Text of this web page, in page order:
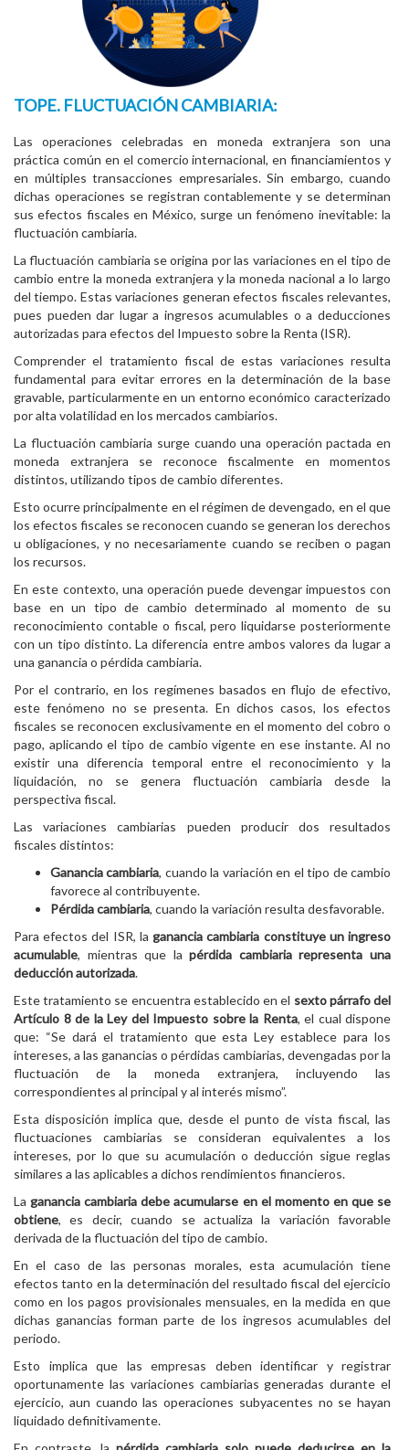
TOPE. FLUCTUACIÓN CAMBIARIA:
Las operaciones celebradas en moneda extranjera son una
práctica común en el comercio internacional, en financiamientos y
en múltiples transacciones empresariales. Sin embargo, cuando
dichas operaciones se registran contablemente y se determinan
sus efectos fiscales en México, surge un fenómeno inevitable: la
fluctuación cambiaria.
La fluctuación cambiaria se origina por las variaciones en el tipo de
cambio entre la moneda extranjera y la moneda nacional a lo largo
del tiempo. Estas variaciones generan efectos fiscales relevantes,
pues pueden dar lugar a ingresos acumulables o a deducciones
autorizadas para efectos del Impuesto sobre la Renta (ISR).
Comprender el tratamiento fiscal de estas variaciones resulta
fundamental para evitar errores en la determinación de la base
gravable, particularmente en un entorno económico caracterizado
por alta volatilidad en los mercados cambiarios.
La fluctuación cambiaria surge cuando una operación pactada en
moneda extranjera se reconoce fiscalmente en momentos
distintos, utilizando tipos de cambio diferentes.
Esto ocurre principalmente en el régimen de devengado, en el que
los efectos fiscales se reconocen cuando se generan los derechos
u obligaciones, y no necesariamente cuando se reciben o pagan
los recursos.
En este contexto, una operación puede devengar impuestos con
base en un tipo de cambio determinado al momento de su
reconocimiento contable o fiscal, pero liquidarse posteriormente
con un tipo distinto. La diferencia entre ambos valores da lugar a
una ganancia o pérdida cambiaria.
Por el contrario, en los regímenes basados en flujo de efectivo,
este fenómeno no se presenta. En dichos casos, los efectos
fiscales se reconocen exclusivamente en el momento del cobro o
pago, aplicando el tipo de cambio vigente en ese instante. Al no
existir una diferencia temporal entre el reconocimiento y la
liquidación, no se genera fluctuación cambiaria desde la
perspectiva fiscal.
Las variaciones cambiarias pueden producir dos resultados
fiscales distintos:
Ganancia cambiaria, cuando la variación en el tipo de cambio
favorece al contribuyente.
Pérdida cambiaria, cuando la variación resulta desfavorable.
Para efectos del ISR, laganancia cambiaria constituye un ingreso
acumulable, mientras que lapérdida cambiaria representa una
deducción autorizada.
Este tratamiento se encuentra establecido en el sexto párrafo del
Artículo 8 de la Ley del Impuesto sobre la Renta, el cual dispone
que: “Se dará el tratamiento que esta Ley establece para los
intereses, a las ganancias o pérdidas cambiarias, devengadas por la
fluctuación de la moneda extranjera, incluyendo las
correspondientes al principal y al interés mismo”.
Esta disposición implica que, desde el punto de vista fiscal, las
fluctuaciones cambiarias se consideran equivalentes a los
intereses, por lo que su acumulación o deducción sigue reglas
similares a las aplicables a dichos rendimientos financieros.
Laganancia cambiaria debe acumularse en el momento en que se
obtiene, es decir, cuando se actualiza la variación favorable
derivada de la fluctuación del tipo de cambio.
En el caso de las personas morales, esta acumulación tiene
efectos tanto en la determinación del resultado fiscal del ejercicio
como en los pagos provisionales mensuales, en la medida en que
dichas ganancias forman parte de los ingresos acumulables del
periodo.
Esto implica que las empresas deben identificar y registrar
oportunamente las variaciones cambiarias generadas durante el
ejercicio, aun cuando las operaciones subyacentes no se hayan
liquidado definitivamente.